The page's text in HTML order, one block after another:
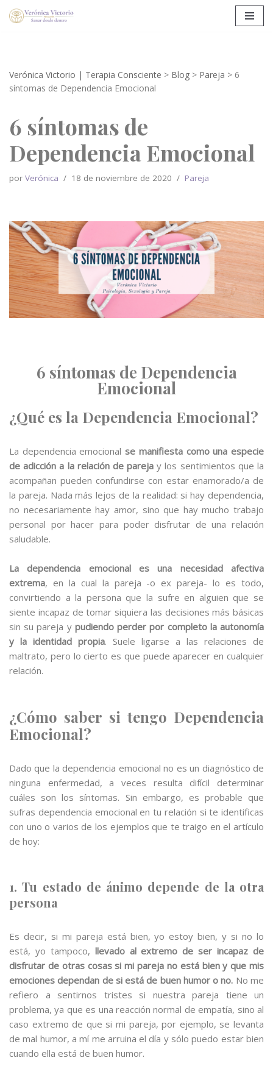
Verónica Victorio | Terapia Consciente > Blog > Pareja > 6
síntomas de Dependencia Emocional
6 síntomas de
Dependencia Emocional
por Verónica 18 de noviembre de 2020 Pareja
6 síntomas de Dependencia
Emocional
¿Qué es la Dependencia Emocional?
La dependencia emocionalse manifiesta como una especie
de adicción a la relación de pareja y los sentimientos que la
acompañan pueden confundirse con estar enamorado/a de
la pareja. Nada más lejos de la realidad: si hay dependencia,
no necesariamente hay amor, sino que hay mucho trabajo
personal por hacer para poder disfrutar de una relación
saludable.
La dependencia emocional es una necesidad afectiva
extrema, en la cual la pareja -o ex pareja- lo es todo,
convirtiendo a la persona que la sufre en alguien que se
siente incapaz de tomar siquiera las decisiones más básicas
sin su pareja y pudiendo perder por completo la autonomía
y la identidad propia. Suele ligarse a las relaciones de
maltrato, pero lo cierto es que puede aparecer en cualquier
relación.
¿Cómo saber si tengo Dependencia
Emocional?
Dado que la dependencia emocional no es un diagnóstico de
ninguna enfermedad, a veces resulta difícil determinar
cuáles son los síntomas. Sin embargo, es probable que
sufras dependencia emocional en tu relación si te identificas
con uno o varios de los ejemplos que te traigo en el artículo
de hoy:
1. Tu estado de ánimo depende de la otra
persona
Es decir, si mi pareja está bien, yo estoy bien, y si no lo
está, yo tampoco, llevado al extremo de ser incapaz de
disfrutar de otras cosas si mi pareja no está bien y que mis
emociones dependan de si está de buen humor o no. No me
refiero a sentirnos tristes si nuestra pareja tiene un
problema, ya que es una reacción normal de empatía, sino al
caso extremo de que si mi pareja, por ejemplo, se levanta
de mal humor, a mí me arruina el día y sólo puedo estar bien
cuando ella está de buen humor.